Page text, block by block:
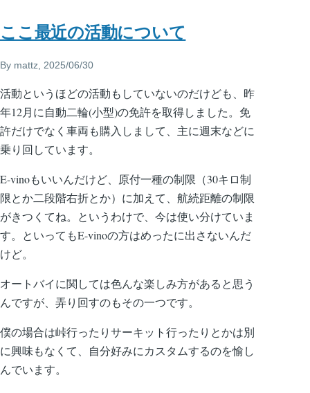
ここ最近の活動について
By mattz , 2025/06/30
活動というほどの活動もしていないのだけども、昨
年12月に自動二輪(小型)の免許を取得しました。免
許だけでなく車両も購入しまして、主に週末などに
乗り回しています。
E-vinoもいいんだけど、原付一種の制限（30キロ制
限とか二段階右折とか）に加えて、航続距離の制限
がきつくてね。というわけで、今は使い分けていま
す。といってもE-vinoの方はめったに出さないんだ
けど。
オートバイに関しては色んな楽しみ方があると思う
んですが、弄り回すのもその一つです。
僕の場合は峠行ったりサーキット行ったりとかは別
に興味もなくて、自分好みにカスタムするのを愉し
んでいます。